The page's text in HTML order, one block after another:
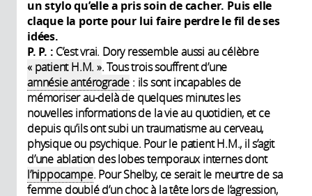
un stylo qu’elle a pris soin de cacher. Puis elle
claque la porte pour lui faire perdre le fil de ses
idées.
P. P. : C’est vrai. Dory ressemble aussi au célèbre
« patient H.M. ». Tous trois souffrent d’une
amnésie antérograde : ils sont incapables de
mémoriser au-delà de quelques minutes les
nouvelles informations de la vie au quotidien, et ce
depuis qu’ils ont subi un traumatisme au cerveau,
physique ou psychique. Pour le patient H.M., il s’agit
d’une ablation des lobes temporaux internes dont
l’hippocampe. Pour Shelby, ce serait le meurtre de sa
femme doublé d’un choc à la tête lors de l’agression,